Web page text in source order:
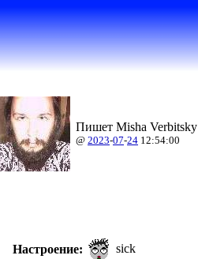
Пишет Misha
@ 2023-07-24 12:54:00
Настроение: sick